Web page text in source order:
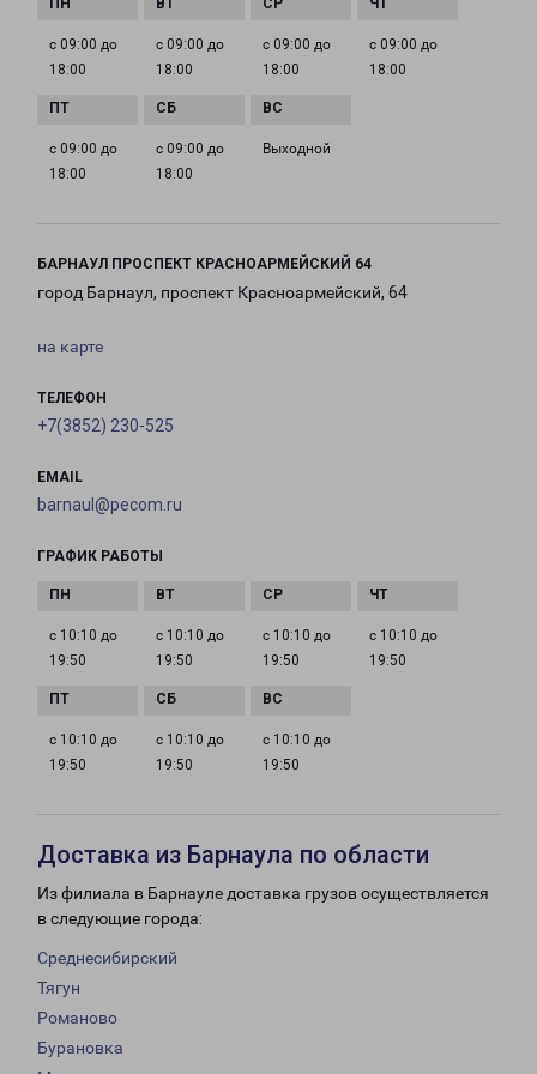
с 09:00 до
18:00
с 09:00 до
18:00
с 09:00 до
18:00
с 09:00 до
18:00
с 09:00 до
18:00
с 09:00 до
18:00
Выходной
БАРНАУЛ ПРОСПЕКТ КРАСНОАРМЕЙСКИЙ 64
город Барнаул, проспект Красноармейский, 64
на карте
ТЕЛЕФОН
+7(3852) 230-525
EMAIL
barnaul@pecom.ru
ГРАФИК РАБОТЫ
с 10:10 до
19:50
с 10:10 до
19:50
с 10:10 до
19:50
с 10:10 до
19:50
с 10:10 до
19:50
с 10:10 до
19:50
с 10:10 до
19:50
Доставка из Барнаула по области
Из филиала в Барнауле доставка грузов осуществляется
в следующие города:
Среднесибирский
Тягун
Романово
Бурановка